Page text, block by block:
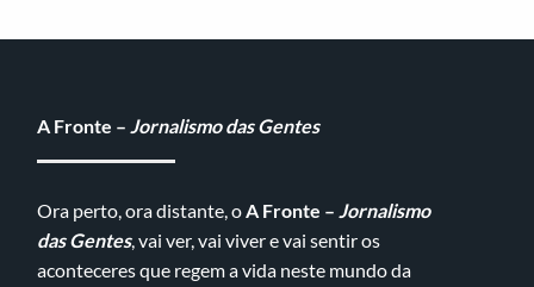
A Fronte – Jornalismo das Gentes
Ora perto, ora distante, oA Fronte – Jornalismo
das Gentes, vai ver, vai viver e vai sentir os
aconteceres que regem a vida neste mundo da